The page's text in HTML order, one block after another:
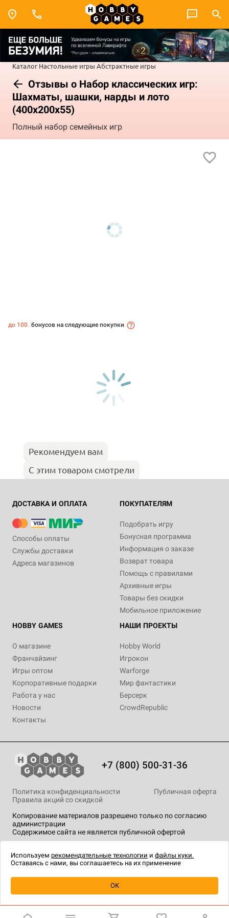
Каталог Настольные игры Абстрактные игры
Отзывы о Набор классических игр:
Шахматы, шашки, нарды и лото
(400x200x55)
Полный набор семейных игр
Уведомить о наличии
до 100 бонусов на следующие покупки
Рекомендуем вам
С этим товаром смотрели
ДОСТАВКА И ОПЛАТА
Способы оплаты
Службы доставки
Адреса магазинов
ПОКУПАТЕЛЯМ
Подобрать игру
Бонусная программа
Информация о заказе
Возврат товара
Помощь с правилами
Архивные игры
Товары без скидки
Мобильное приложение
HOBBY GAMES
О магазине
Франчайзинг
Игры оптом
Корпоративные подарки
Работа у нас
Новости
Контакты
НАШИ ПРОЕКТЫ
Hobby World
Игрокон
Warforge
Мир фантастики
Берсерк
CrowdRepublic
+7 (800) 500-31-36
Копирование материалов разрешено только по согласию
администрации
Содержимое сайта не является публичной офертой
Политика конфиденциальности
Публичная оферта
Правила акций со скидкой
технологии.
Используем рекомендательные технологии и файлы куки.
Оставаясь с нами, вы соглашаетесь на их применение
OK